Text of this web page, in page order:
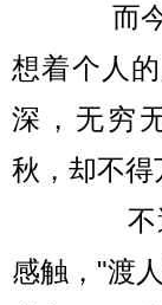
而今再
想着个人
深，无穷
秋，却不得
不遇此
感触，"渡